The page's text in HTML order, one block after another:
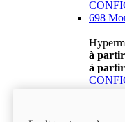
698
à partir
à